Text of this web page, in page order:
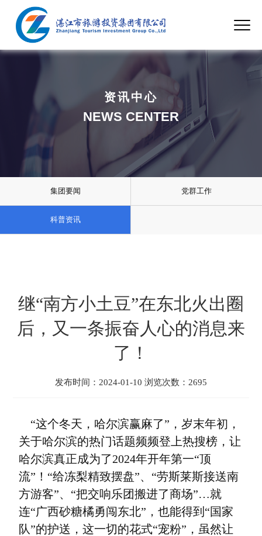
资讯中心
NEWS CENTER
集团要闻 党群工作
科普资讯
继“南方小土豆”在东北火出圈
后，又一条振奋人心的消息来
了！
发布时间：2024-01-10 浏览次数：2695
“这个冬天，哈尔滨赢麻了”，岁末年初，
关于哈尔滨的热门话题频频登上热搜榜，让
哈尔滨真正成为了2024年开年第一“顶
流”！“给冻梨精致摆盘”、“劳斯莱斯接送南
方游客”、“把交响乐团搬进了商场”…就
连“广西砂糖橘勇闯东北”，也能得到“国家
队”的护送，这一切的花式“宠粉”，虽然让